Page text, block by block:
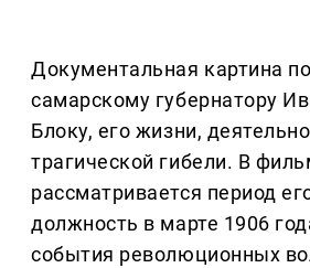
Документальная картина
самарскому губернатору
Блоку, его жизни,
трагической гибели. В
рассматривается период
должность в марте 1906
события революционных